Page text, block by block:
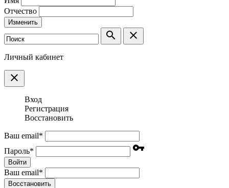
Отчество
Изменить
search clear
Личный кабинет
clear
Вход
Регистрация
Восстановить
Ваш email*
Пароль* vpn_key
Войти
Ваш email*
Воcстановить